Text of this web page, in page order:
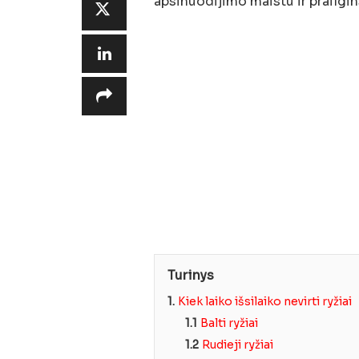
Turinys
1. Kiek laiko išsilaiko nevirti ryžiai
1.1 Balti ryžiai
1.2 Rudieji ryžiai